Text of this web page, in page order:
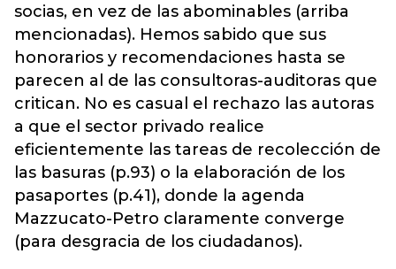
socias, en vez de las abominables (arriba
mencionadas). Hemos sabido que sus
honorarios y recomendaciones hasta se
parecen al de las consultoras-auditoras que
critican. No es casual el rechazo las autoras
a que el sector privado realice
eficientemente las tareas de recolección de
las basuras (p.93) o la elaboración de los
pasaportes (p.41), donde la agenda
Mazzucato-Petro claramente converge
(para desgracia de los ciudadanos).